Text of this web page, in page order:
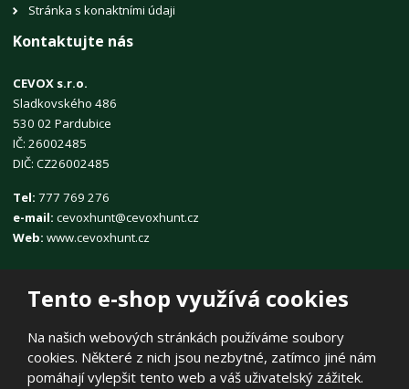
Tento e-shop využívá cookies
Na našich webových stránkách používáme soubory
cookies. Některé z nich jsou nezbytné, zatímco jiné nám
pomáhají vylepšit tento web a váš uživatelský zážitek.
Stránka s konaktními údaji
Kontaktujte nás
CEVOX s.r.o.
Sladkovského 486
530 02 Pardubice
IČ: 26002485
DIČ: CZ26002485
Tel:777 769 276
e-mail: cevoxhunt@cevoxhunt.cz
Web: www.cevoxhunt.cz
© 2026, CEVOX s.r.o.
Prohlášení o přístupnosti|Ochrana osobních údajů| Mapa stránek